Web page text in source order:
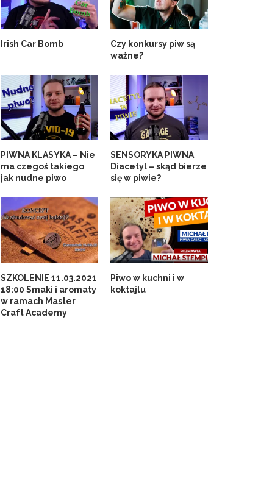
Irish Car Bomb
Czy konkursy piw są
ważne?
PIWNA KLASYKA – Nie
ma czegoś takiego
jak nudne piwo
SENSORYKA PIWNA
Diacetyl – skąd bierze
się w piwie?
SZKOLENIE 11.03.2021
18:00 Smaki i aromaty
w ramach Master
Craft Academy
Piwo w kuchni i w
koktajlu